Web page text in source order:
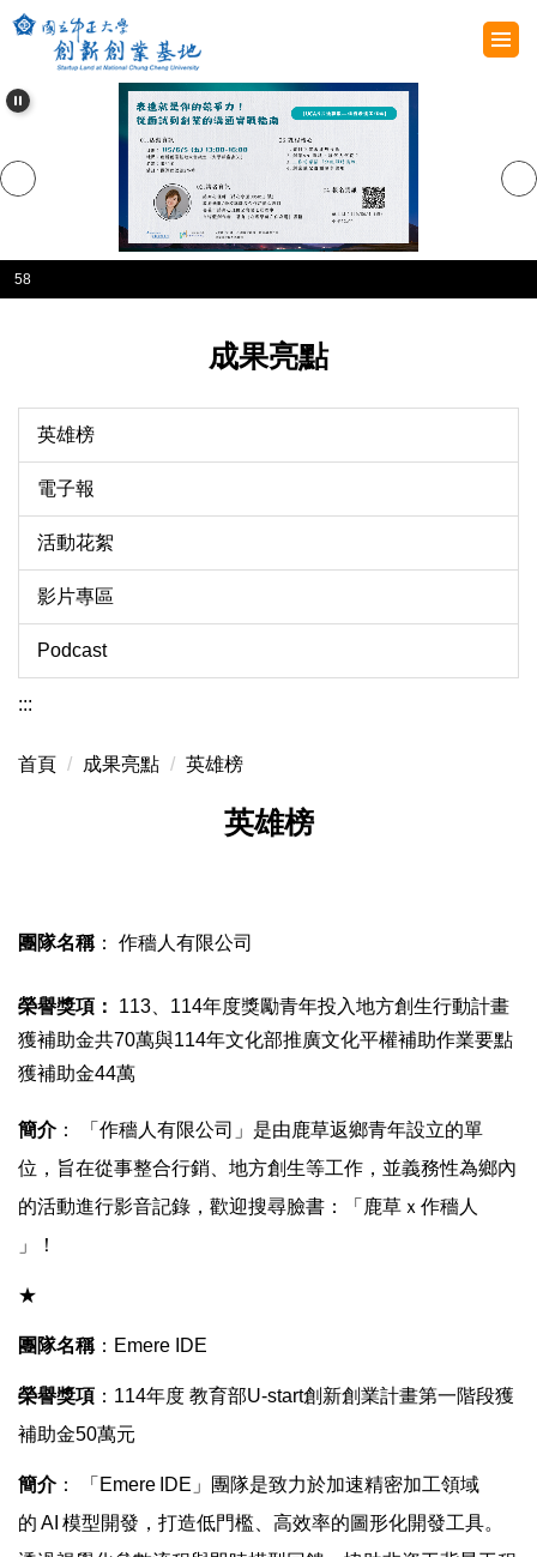
跳
要
容
區
58
成果亮點
英雄榜
電子報
活動花絮
影片專區
Podcast
:::
首頁 成果亮點 英雄榜
英雄榜
團隊名稱： 作穡人有限公司
榮譽獎項： 113 114年度獎勵青年投入地方創生行動計畫
獲補助金共70萬與114年文化部推廣文化平權補助作業要點
獲補助金44萬
簡介：
「作穡人有限公司」是由鹿草返鄉青年設立的單
位，旨在從事整合行銷、地方創生等工作，並義務性為鄉內
的活動進行影音記錄，歡迎搜尋臉書：「鹿草ｘ作穡人
」！
★
團隊名稱： Emere IDE
榮譽獎項 ： 114年度 教育部U-start創新創業計畫第一階段獲
補助金50萬元
簡介： 「Emere IDE 」團隊是致力於加速精密加工領域
的 AI 模型開發，打造低門檻、高效率的圖形化開發工具。